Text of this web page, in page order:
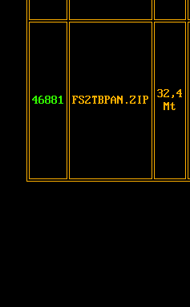
46881 FS2TBPAN.ZIP
32,4
Mt